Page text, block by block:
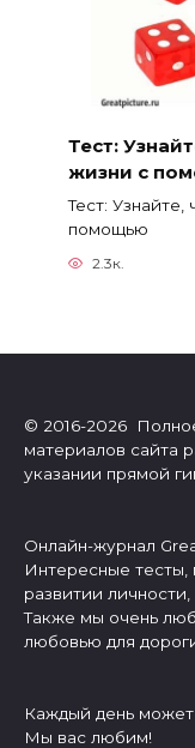
Тест:
жизни с
Тест: Узнайте,
помощью
2.3к.
© 2016-2026
материалов сайта
указании прямой
Онлайн-журнал
Интересные тесты,
развитии
Также мы очень
любовью для
Каждый день
Мы вас любим!